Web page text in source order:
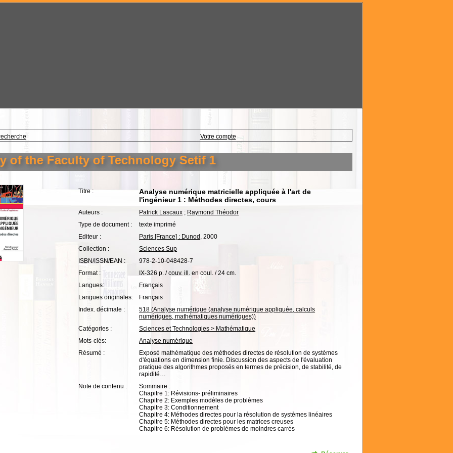
Votre compte
the Faculty of Technology Setif 1
Titre :
Analyse numérique matricielle appliquée à l'art de
l'ingénieur 1 : Méthodes directes, cours
Auteurs : Patrick Lascaux ; Raymond Théodor
Type de document :
texte imprimé
Editeur :
Paris [France] : Dunod , 2000
Collection :
Sciences Sup
ISBN/ISSN/EAN :
978-2-10-048428-7
Format :
IX-326 p. / couv. ill. en coul. / 24 cm.
Langues:
Français
Langues originales:
Français
Index. décimale :
518 (Analyse numérique (analyse numérique appliquée, calculs
numériques, mathématiques numériques))
Catégories :
Sciences et Technologies > Mathématique
Mots-clés:
Analyse numérique
Résumé :
Exposé mathématique des méthodes directes de résolution de systèmes
d'équations en dimension finie. Discussion des aspects de l'évaluation
pratique des algorithmes proposés en termes de précision, de stabilité, de
rapidité…
Note de contenu :
Sommaire :
Chapitre 1: Révisions- préliminaires
Chapitre 2: Exemples modèles de problèmes
Chapitre 3: Conditionnement
Chapitre 4: Méthodes directes pour la résolution de systèmes linéaires
Chapitre 5: Méthodes directes pour les matrices creuses
Chapitre 6: Résolution de problèmes de moindres carrés